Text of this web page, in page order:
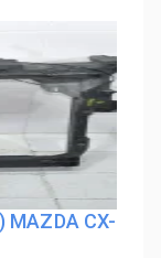
CX-